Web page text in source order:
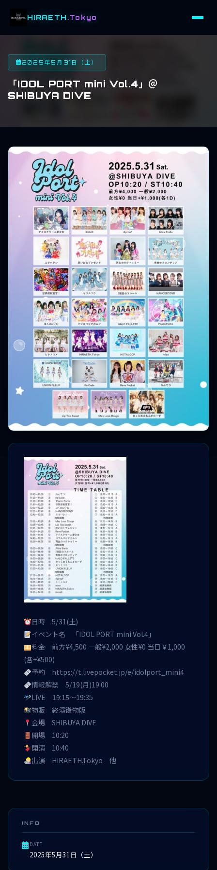
HIRAETH .Tokyo
2025年5月31日（土）
「IDOL PORT mini Vol.4」＠
SHIBUYA DIVE
日時 5/31(土)
イベント名 「IDOL PORT mini Vol.4」
料金 前方¥4,500 一般¥2,000 女性¥0 当日￥1,000
(各+¥500)
予約 https://t.livepocket.jp/e/idolport_mini4
情報解禁 5/19(月)19:00
LIVE 19:15〜19:35
物販 終演後物販
会場 SHIBUYA DIVE
開場 10:20
開演 10:40
出演 HIRAETH.Tokyo 他
INFO
DATE
2025年5月31日（土）